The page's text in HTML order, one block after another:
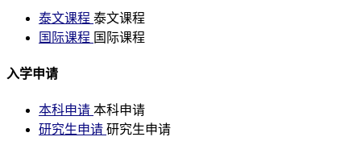
泰文课程 泰文课程
国际课程 国际课程
入学申请
本科申请 本科申请
研究生申请 研究生申请